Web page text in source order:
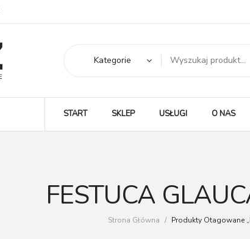
Kategorie
START SKLEP USŁUGI O NAS
FESTUCA
Strona Główna / Produkty Otagowane